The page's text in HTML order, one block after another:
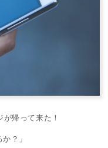
帰って来た！
？」